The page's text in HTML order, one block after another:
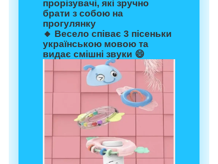
прорізувачі, які зручно
брати з собою на
прогулянку
🔸 Весело співає 3 пісеньки
українською мовою та
видає смішні звуки 😄